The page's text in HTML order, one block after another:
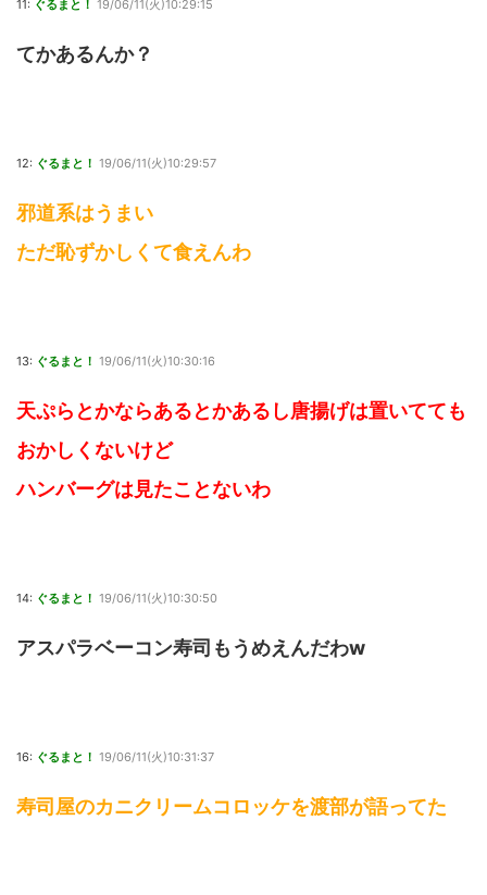
11: ぐるまと！ 19/06/11(火)10:29:15
てかあるんか？
12: ぐるまと！ 19/06/11(火)10:29:57
邪道系はうまい
ただ恥ずかしくて食えんわ
13: ぐるまと！ 19/06/11(火)10:30:16
天ぷらとかならあるとかあるし唐揚げは置いてても
おかしくないけど
ハンバーグは見たことないわ
14: ぐるまと！ 19/06/11(火)10:30:50
アスパラベーコン寿司もうめえんだわw
16: ぐるまと！ 19/06/11(火)10:31:37
寿司屋のカニクリームコロッケを渡部が語ってた